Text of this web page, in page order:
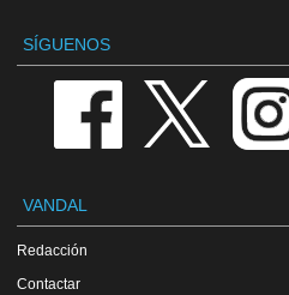
SÍGUENOS
VANDAL
Redacción
Contactar